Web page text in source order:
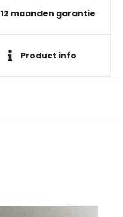
12 maanden garantie
Product info